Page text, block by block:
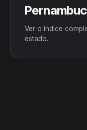
Ver o índice
estado.